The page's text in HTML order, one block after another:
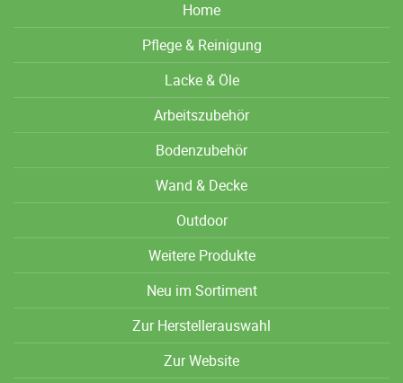
Home
Pflege & Reinigung
Lacke & Öle
Arbeitszubehör
Bodenzubehör
Wand & Decke
Outdoor
Weitere Produkte
Neu im Sortiment
Zur Herstellerauswahl
Zur Website